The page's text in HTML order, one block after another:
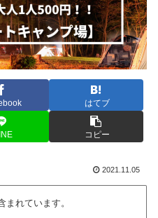
はてブ
コピー
2021.11.05
まれています。